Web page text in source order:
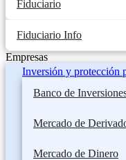
Fiduciario
Fiduciario Info
Empresas
Inversión y protección
Banco de
Mercado de
Mercado de Dinero